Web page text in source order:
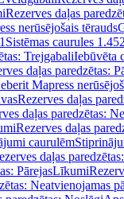
Rezerves daļas
nerūsējošais tērauds
Sistēmas caurules
TrejgabaliIebūvēta
daļas paredzētas:
Mapress
Rezerves daļas
daļas paredzētas:
Rezerves daļas
caurulēm
daļas
PārejasLīkumi
Neatvienojamas